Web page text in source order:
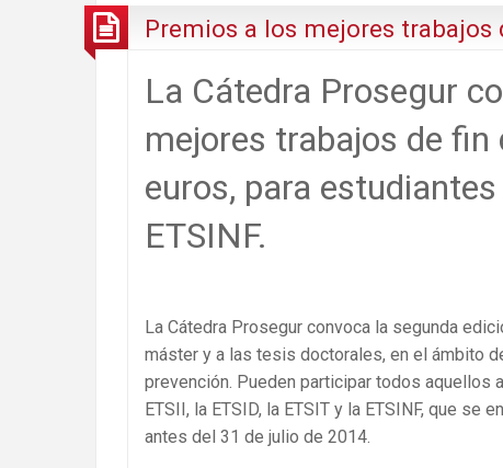
Premios a los mejores trabajos
La Cátedra Prosegur
mejores trabajos de
euros, para estudiantes
ETSINF.
La Cátedra Prosegur convoca la segunda
máster y a las tesis doctorales, en el ámbito
prevención. Pueden participar todos aquellos
ETSII, la ETSID, la ETSIT y la ETSINF, que
antes del 31 de julio de 2014.